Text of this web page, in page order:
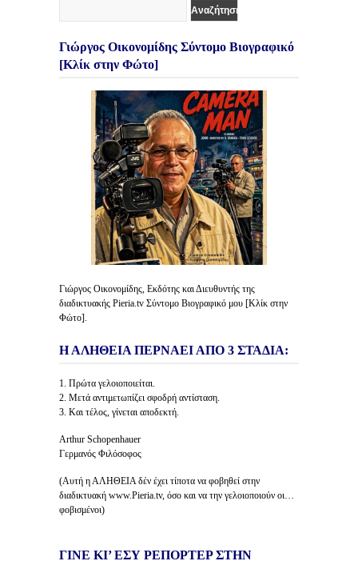
Γιώργος Οικονομίδης Σύντομο Βιογραφικό
[Κλίκ στην Φώτο]
Γιώργος Οικονομίδης, Εκδότης και Διευθυντής της
διαδικτυακής Pieria.tv Σύντομο Βιογραφικό μου [Κλίκ στην
Φώτο].
Η ΑΛΗΘΕΙΑ ΠΕΡΝΑΕΙ ΑΠΟ 3 ΣΤΑΔΙΑ:
1. Πρώτα γελοιοποιείται.
2. Μετά αντιμετωπίζει σφοδρή αντίσταση.
3. Και τέλος, γίνεται αποδεκτή.
Arthur Schopenhauer
Γερμανός Φιλόσοφος
(Αυτή η ΑΛΗΘΕΙΑ δέν έχει τίποτα να φοβηθεί στην
διαδικτυακή www.Pieria.tv, όσο και να την γελοιοποιούν οι…
φοβισμένοι)
ΓΙΝΕ ΚΙ’ ΕΣΥ ΡΕΠΟΡΤΕΡ ΣΤΗΝ